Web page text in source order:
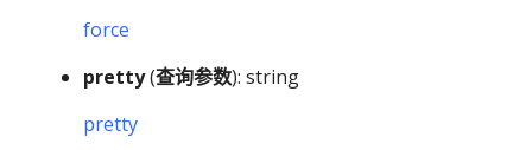
force
pretty(查询参数): string
pretty